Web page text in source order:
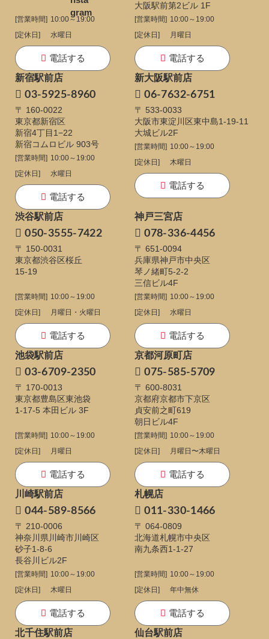
[営業時間] 10:00～19:00
[定休日]
水曜日
電話する
大阪駅前第2ビル 1F
[営業時間] 10:00～19:00
[定休日]
月曜日
電話する
新宿駅前店
03-5925-8960
〒 160-0022
東京都新宿区
新宿4丁目1−22
新宿コムロビル 903号
[営業時間] 10:00～19:00
[定休日]
水曜日
電話する
新大阪駅前店
06-7632-6751
〒 533-0033
大阪市東淀川区東中島1-19-11
大城ビル2F
[営業時間] 10:00～19:00
[定休日]
木曜日
電話する
渋谷駅前店
050-3555-7422
〒 150-0031
東京都渋谷区桜丘
15-19
[営業時間] 10:00～19:00
[定休日]
月曜日・火曜日
電話する
神戸三宮店
078-336-4456
〒 651-0094
兵庫県神戸市中央区
琴ノ緒町5-2-2
三信ビル4F
[営業時間] 10:00～19:00
[定休日]
水曜日
電話する
池袋駅前店
03-6709-2350
〒 170-0013
東京都豊島区東池袋
1-17-5 本田ビル 3F
[営業時間] 10:00～19:00
[定休日]
月曜日
電話する
京都河原町店
075-585-5709
〒 600-8031
京都府京都市下京区
貞安前之町619
朝日ビル4F
[営業時間] 10:00～19:00
[定休日]
月曜日〜木曜日
電話する
川崎駅前店
044-589-8566
〒 210-0006
神奈川県川崎市川崎区
砂子1-8-6
長谷川ビル2F
[営業時間] 10:00～19:00
[定休日]
木曜日
電話する
札幌店
011-330-1466
〒 064-0809
北海道札幌市中央区
南九条西1-1-27
[営業時間] 10:00～19:00
[定休日]
年中無休
電話する
北千住駅前店
仙台駅前店